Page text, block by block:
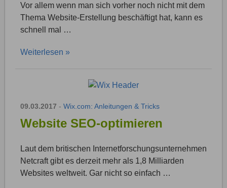
Vor allem wenn man sich vorher noch nicht mit dem
Thema Website-Erstellung beschäftigt hat, kann es
schnell mal …
Weiterlesen »
09.03.2017 - Wix.com: Anleitungen & Tricks
Website SEO-optimieren
Laut dem britischen Internetforschungsunternehmen
Netcraft gibt es derzeit mehr als 1,8 Milliarden
Websites weltweit. Gar nicht so einfach …